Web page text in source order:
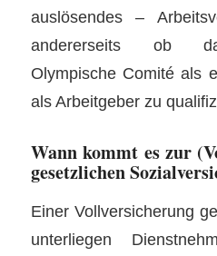
auslösendes –
andererseits ob
Olympische Comité als
als Arbeitgeber zu
Wann kommt es zur
gesetzlichen
Einer Vollversicherung
unterliegen